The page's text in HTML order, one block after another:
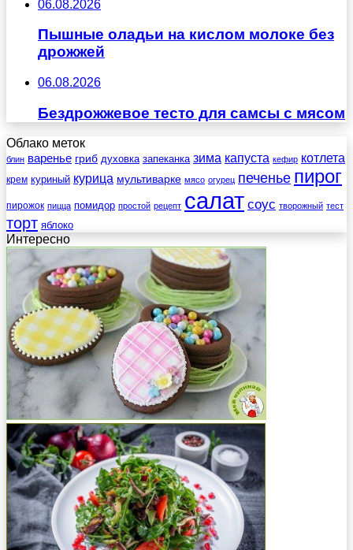
06.08.2026
Пышные оладьи на кислом молоке без
дрожжей
06.08.2026
Бездрожжевое тесто для самсы с мясом
Облако меток
блин варенье гриб духовка запеканка зима капуста кефир котлета
крем куриный курица мультиварке мясо огурец печенье пирог
пирожок пицца помидор простой рецепт салат соус творожный тест
торт яблоко
Интересно